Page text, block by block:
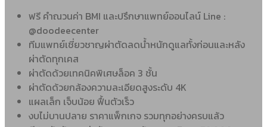
ฟรี คำณวนค่า BMI และปรึกษาแพทย์ออนไลน์ Line :
@doodeecenter
ทีมแพทย์เชี่ยวชาญผ่าตัดลดน้ำหนักดูแลทั้งก่อนและหลัง
ผ่าตัดทุกเคส
ผ่าตัดด้วยเทคนิคพิเศษล็อค 3 ชั้น
ผ่าตัดด้วยกล้องความละเอียดสูงระดับ 4K
แผลเล็ก เจ็บน้อย ฟื้นตัวเร็ว
งบไม่บานปลาย ราคาแพ็กเกจ รวมทุกอย่างครบแล้ว